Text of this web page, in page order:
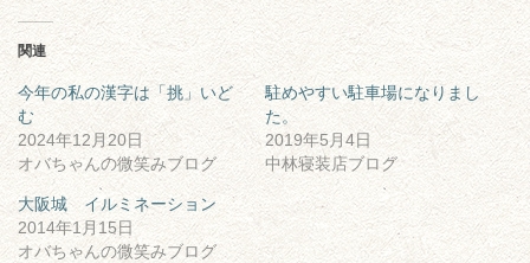
関連
今年の私の漢字は「挑」いど
む
2024年12月20日
オバちゃんの微笑みブログ
駐めやすい駐車場になりまし
た。
2019年5月4日
中林寝装店ブログ
大阪城 イルミネーション
2014年1月15日
オバちゃんの微笑みブログ